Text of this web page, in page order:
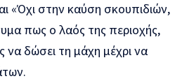
«Όχι στην καύση σκουπιδιών,
πως ο λαός της περιοχής,
να δώσει τη μάχη μέχρι να